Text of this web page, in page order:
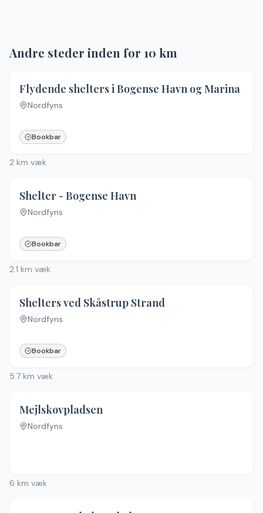
Andre steder inden for 10 km
Flydende shelters i Bogense Havn og Marina
Nordfyns
Bookbar
2 km væk
Shelter - Bogense Havn
Nordfyns
Bookbar
2.1 km væk
Shelters ved Skåstrup Strand
Nordfyns
Bookbar
5.7 km væk
Mejlskovpladsen
Nordfyns
6 km væk